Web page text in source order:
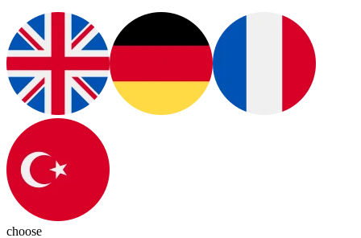
choose